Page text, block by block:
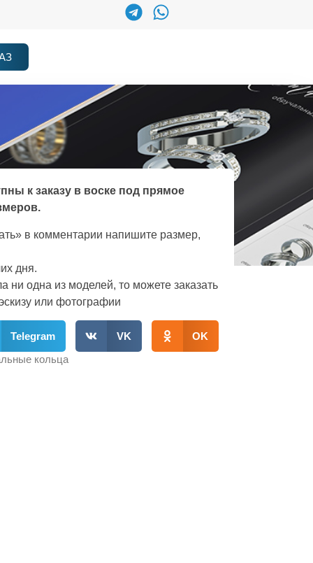
к заказу в воске под прямое
в комментарии напишите размер,
дня.
ни одна из моделей, то можете заказать
или фотографии
Telegram VK
OK
кольца